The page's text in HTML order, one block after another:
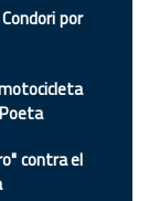
por
contra el